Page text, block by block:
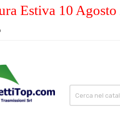
Estiva 10